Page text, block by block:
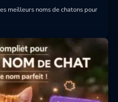
meilleurs noms de chatons pour